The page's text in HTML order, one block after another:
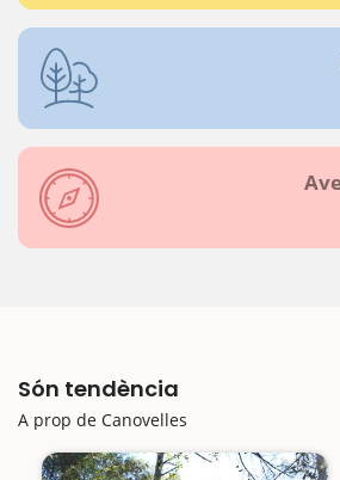
Són tendència
A prop de Canovelles